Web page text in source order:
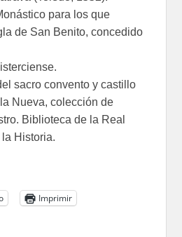
para los que
de San Benito, concedido
sacro convento y castillo
Nueva, colección de
Biblioteca de la Real
Historia.
Imprimir